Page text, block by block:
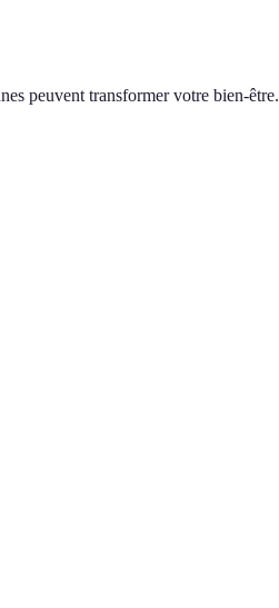
peuvent transformer votre bien-être.